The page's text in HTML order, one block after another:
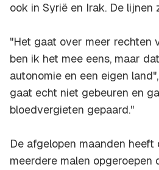
ook in Syrië en Irak. De lijnen
"Het gaat over meer rechten
ben ik het mee eens, maar
autonomie en een eigen
gaat echt niet gebeuren en
bloedvergieten gepaard."
De afgelopen maanden heeft
meerdere malen opgeroepen